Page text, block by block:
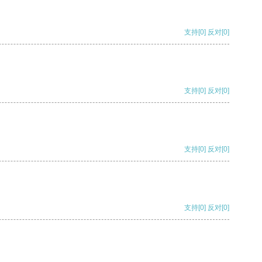
支持[0] 反对[0]
支持[0] 反对[0]
支持[0] 反对[0]
支持[0] 反对[0]